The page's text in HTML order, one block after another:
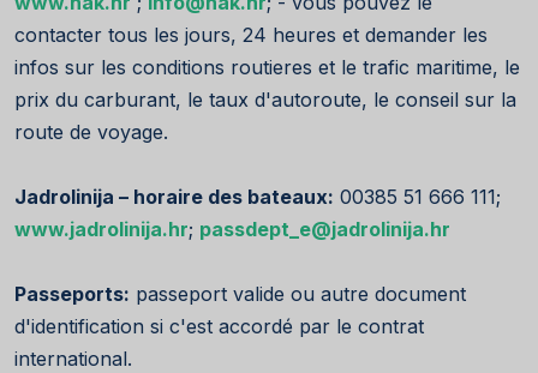
contacter tous les jours, 24 heures et demander les
infos sur les conditions routieres et le trafic maritime, le
prix du carburant, le taux d'autoroute, le conseil sur la
route de voyage.
Jadrolinija – horaire des bateaux: 00385 51 666 111;
www.jadrolinija.hr; passdept_e@jadrolinija.hr
Passeports: passeport valide ou autre document
d'identification si c'est accordé par le contrat
international.